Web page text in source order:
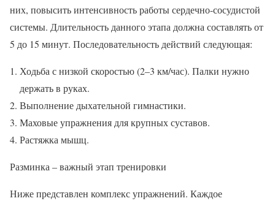
них, повысить интенсивность работы сердечно-сосудистой
системы. Длительность данного этапа должна составлять от
5 до 15 минут. Последовательность действий следующая:
Ходьба с низкой скоростью (2–3 км/час). Палки нужно
держать в руках.
Выполнение дыхательной гимнастики.
Маховые упражнения для крупных суставов.
Растяжка мышц.
Разминка – важный этап тренировки
Ниже представлен комплекс упражнений. Каждое